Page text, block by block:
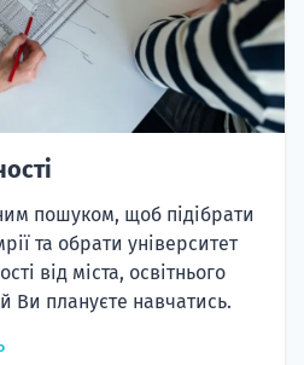
пошуком, щоб підібрати
та обрати університет
від міста, освітнього
Ви плануєте навчатись.